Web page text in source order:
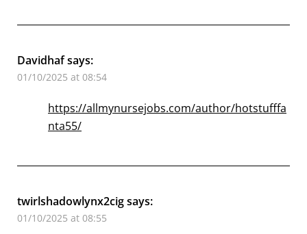
Davidhafsays:
01/10/2025 at 08:54
https://allmynursejobs.com/author/hotstufffa
nta55/
twirlshadowlynx2cigsays:
01/10/2025 at 08:55